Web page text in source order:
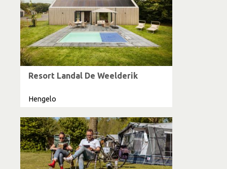
Resort Landal De Weelderik
Hengelo